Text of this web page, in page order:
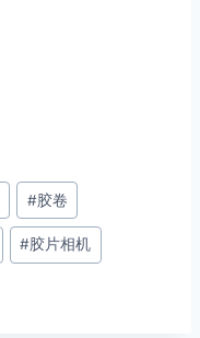
#胶卷
#胶片相机